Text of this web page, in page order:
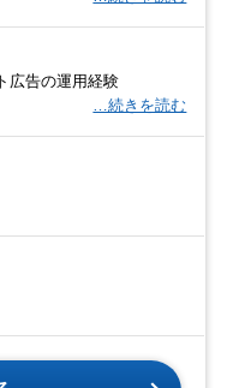
広告の運用経験
…続きを読む